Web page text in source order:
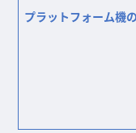
プラットフォーム機